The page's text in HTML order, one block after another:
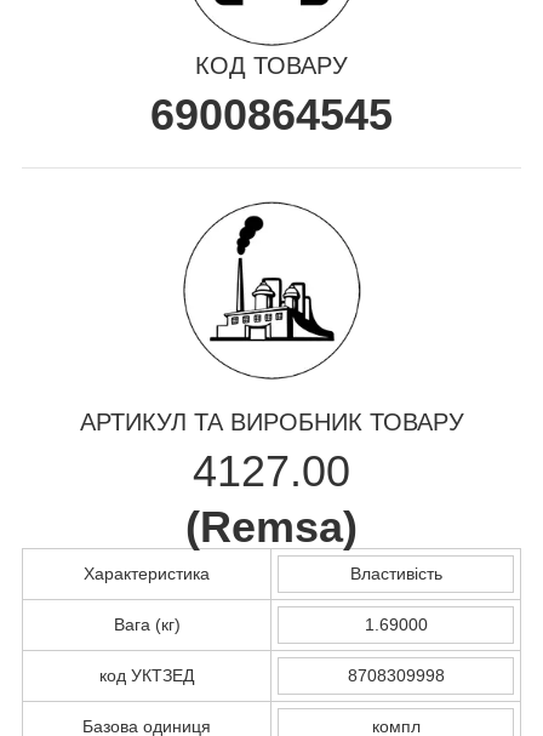
КОД ТОВАРУ
6900864545
АРТИКУЛ ТА ВИРОБНИК ТОВАРУ
4127.00
(Remsa)
Характеристика Властивість
Вага (кг) 1.69000
код УКТЗЕД 8708309998
Базова одиниця компл